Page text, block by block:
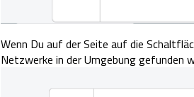
Wenn Du auf der Seite auf die
Netzwerke in der Umgebung gefunden